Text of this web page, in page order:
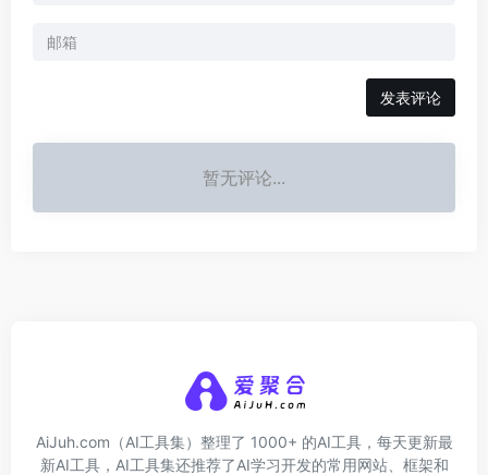
发表评论
暂无评论...
AiJuh.com（AI工具集）整理了 1000+ 的AI工具，每天更新最
新AI工具，AI工具集还推荐了AI学习开发的常用网站、框架和